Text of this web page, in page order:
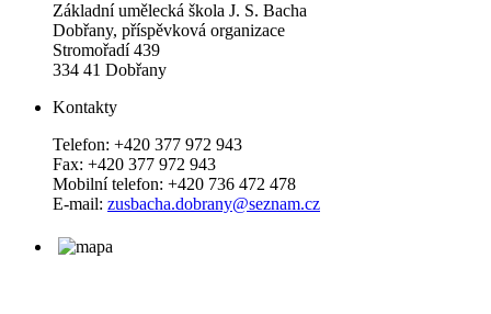
Základní umělecká škola J. S. Bacha
Dobřany, příspěvková organizace
Stromořadí 439
334 41 Dobřany
Kontakty
Telefon: +420 377 972 943
Fax: +420 377 972 943
Mobilní telefon: +420 736 472 478
E-mail: zusbacha.dobrany@seznam.cz